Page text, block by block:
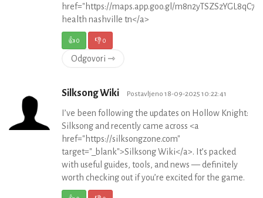
href="https://maps.app.goo.gl/
health nashville tn</a>
👍0 👎0
Odgovori ⇾
Silksong Wiki Postavljeno 18-09-2025 10:22:41
I’ve been following the updates on Hollow Knight:
Silksong and recently came across <a
href="https://silksongzone.com"
target="_blank">Silksong Wiki</a>. It’s packed
with useful guides, tools, and news — definitely
worth checking out if you’re excited for the game.